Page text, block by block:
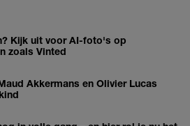
Kijk uit voor AI-foto's op
zoals Vinted
Akkermans en Olivier Lucas